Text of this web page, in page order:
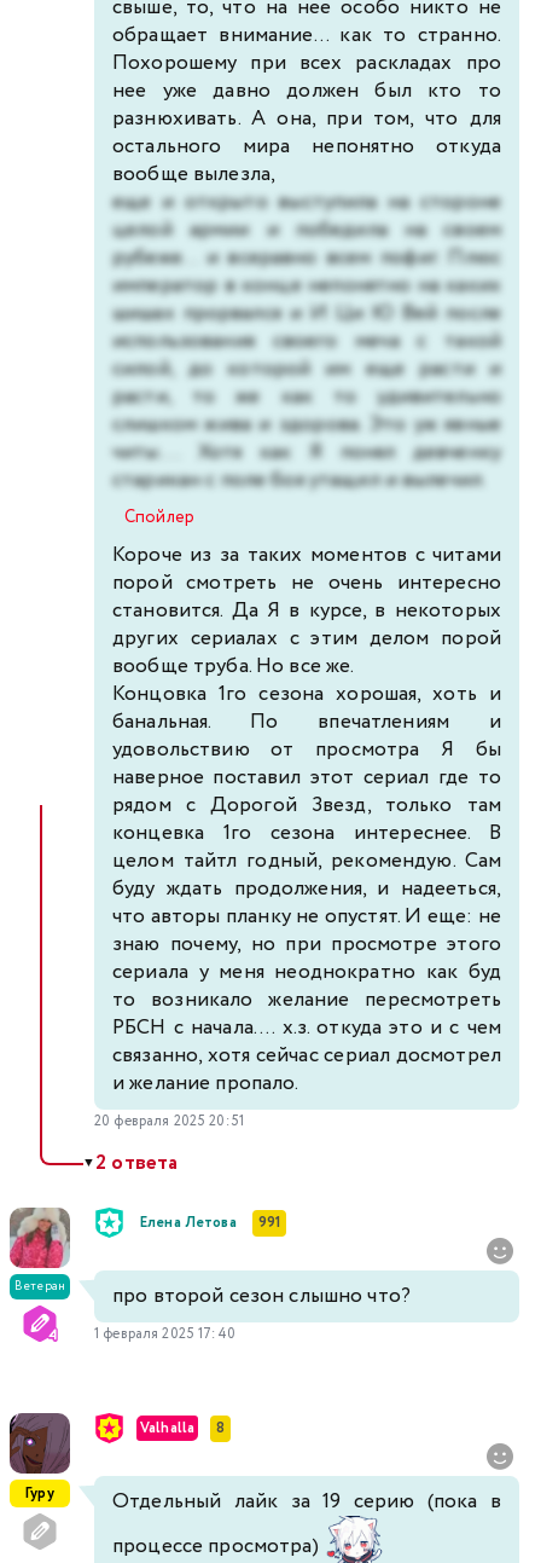
свыше, то, что на нее особо никто не
обращает внимание... как то странно.
Похорошему при всех раскладах про
нее уже давно должен был кто то
разнюхивать. А она, при том, что для
остального мира непонятно откуда
вообще вылезла,
еще и открыто выступила на стороне
целой армии и победила на своем
рубеже... и всеравно всем пофиг. Плюс
император в конце непонятно на каких
шишах прорвался и И Ци Ю Вей после
использования своего меча с такой
силой, до которой им еще расти и
расти, то же как то удивительно
слишком жива и здорова. Это уж явные
читы.... Хотя как Я понял девченку
старикан с поле боя утащил и вылечил.
Спойлер
Короче из за таких моментов с читами
порой смотреть не очень интересно
становится. Да Я в курсе, в некоторых
других сериалах с этим делом порой
вообще труба. Но все же.
Концовка 1го сезона хорошая, хоть и
банальная. По впечатлениям и
удовольствию от просмотра Я бы
наверное поставил этот сериал где то
рядом с Дорогой Звезд, только там
концевка 1го сезона интереснее. В
целом тайтл годный, рекомендую. Сам
буду ждать продолжения, и надееться,
что авторы планку не опустят. И еще: не
знаю почему, но при просмотре этого
сериала у меня неоднократно как буд
то возникало желание пересмотреть
РБСН с начала.... х.з. откуда это и с чем
связанно, хотя сейчас сериал досмотрел
и желание пропало.
20 февраля 2025 20:51
▼2 ответа
Ветеран
Елена Летова 991
про второй сезон слышно что?
1 февраля 2025 17:40
Гуру
Valhalla 8
Отдельный лайк за 19 серию (пока в
процессе просмотра)